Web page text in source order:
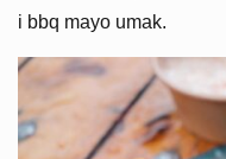
i bbq mayo umak.